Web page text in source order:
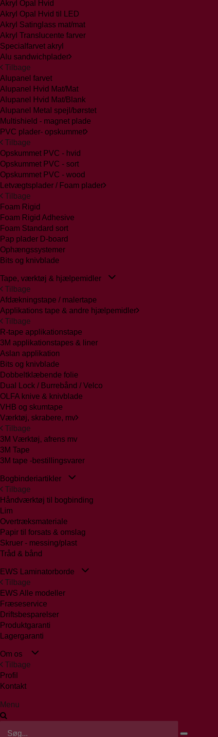
Akryl Opal Hvid
Akryl Opal Hvid til LED
Akryl Satinglass mat/mat
Akryl Translucente farver
Specialfarvet akryl
Alu sandwichplader
Tilbage
Alupanel farvet
Alupanel Hvid Mat/Mat
Alupanel Hvid Mat/Blank
Alupanel Metal spejl/børstet
Multishield - magnet plade
PVC plader- opskummet
Tilbage
Opskummet PVC - hvid
Opskummet PVC - sort
Opskummet PVC - wood
Letvægtsplader / Foam plader
Tilbage
Foam Rigid
Foam Rigid Adhesive
Foam Standard sort
Pap plader D-board
Ophængssystemer
Bits og knivblade
Tape, værktøj & hjælpemidler
Tilbage
Afdækningstape / malertape
Applikations tape & andre hjælpemidler
Tilbage
R-tape applikationstape
3M applikationstapes & liner
Aslan applikation
Bits og knivblade
Dobbeltklæbende folie
Dual Lock / Burrebånd / Velco
OLFA knive & knivblade
VHB og skumtape
Værktøj, skrabere, mv
Tilbage
3M Værktøj, afrens mv
3M Tape
3M tape -bestillingsvarer
Bogbinderiartikler
Tilbage
Håndværktøj til bogbinding
Lim
Overtræksmateriale
Papir til forsats & omslag
Skruer - messing/plast
Tråd & bånd
EWS Laminatorborde
Tilbage
EWS Alle modeller
Fræseservice
Driftsbesparelser
Produktgaranti
Lagergaranti
Om os
Tilbage
Profil
Kontakt
Menu